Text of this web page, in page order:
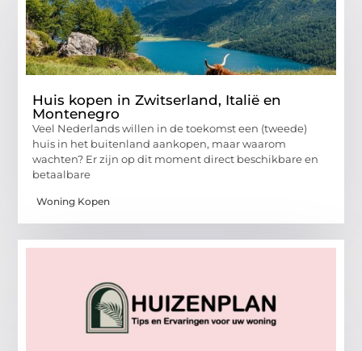
Huis kopen in Zwitserland, Italië en
Montenegro
Veel Nederlands willen in de toekomst een (tweede)
huis in het buitenland aankopen, maar waarom
wachten? Er zijn op dit moment direct beschikbare en
betaalbare
Woning Kopen